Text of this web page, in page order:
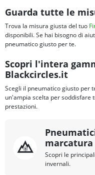
Guarda tutte le
Trova la misura giusta del tuo
disponibili. Se hai bisogno di
pneumatico giusto per te.
Scopri l'intera
Blackcircles.it
Scegli il pneumatico giusto per
un'ampia scelta per soddisfare
prestazioni.
marcatura
Scopri le
invernali.